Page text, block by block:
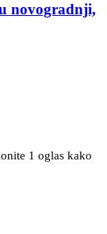
novogradnji,
1 oglas kako